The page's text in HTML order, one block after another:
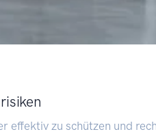
zu schützen und